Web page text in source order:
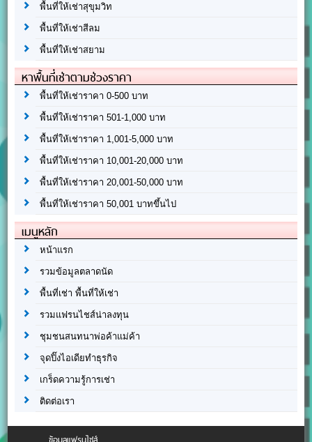
พื้นที่ให้เช่าสุขุมวิท
พื้นที่ให้เช่าสีลม
พื้นที่ให้เช่าสยาม
หาพื้นที่เช่าตามช่วงราคา
พื้นที่ให้เช่าราคา 0-500 บาท
พื้นที่ให้เช่าราคา 501-1,000 บาท
พื้นที่ให้เช่าราคา 1,001-5,000 บาท
พื้นที่ให้เช่าราคา 10,001-20,000 บาท
พื้นที่ให้เช่าราคา 20,001-50,000 บาท
พื้นที่ให้เช่าราคา 50,001 บาทขึ้นไป
เมนูหลัก
หน้าแรก
รวมข้อมูลตลาดนัด
พื้นที่เช่า พื้นที่ให้เช่า
รวมแฟรนไชส์น่าลงทุน
ชุมชนสนทนาพ่อค้าแม่ค้า
จุดปิ๊งไอเดียทำธุรกิจ
เกร็ดความรู้การเช่า
ติดต่อเรา